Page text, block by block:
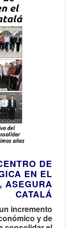
DE
EN EL
ASEGURA
CATALÁ
incremento
y de